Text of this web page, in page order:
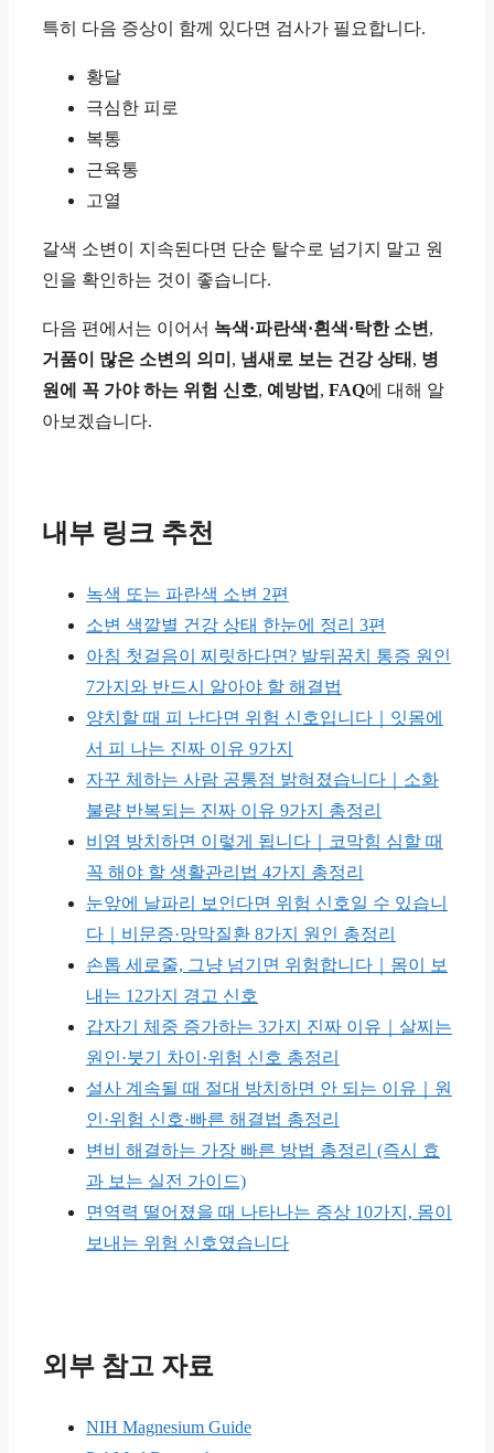
특히 다음 증상이 함께 있다면 검사가 필요합니다.
황달
극심한 피로
복통
근육통
고열
갈색 소변이 지속된다면 단순 탈수로 넘기지 말고 원
인을 확인하는 것이 좋습니다.
다음 편에서는 이어서 녹색·파란색·흰색·탁한 소변 ,
거품이 많은 소변의 의미 , 냄새로 보는 건강 상태 , 병
원에 꼭 가야 하는 위험 신호, 예방법 , FAQ에 대해 알
아보겠습니다.
내부 링크 추천
녹색 또는 파란색 소변 2편
소변 색깔별 건강 상태 한눈에 정리 3편
아침 첫걸음이 찌릿하다면? 발뒤꿈치 통증 원인
7가지와 반드시 알아야 할 해결법
양치할 때 피 난다면 위험 신호입니다｜잇몸에
서 피 나는 진짜 이유 9가지
자꾸 체하는 사람 공통점 밝혀졌습니다｜소화
불량 반복되는 진짜 이유 9가지 총정리
비염 방치하면 이렇게 됩니다｜코막힘 심할 때
꼭 해야 할 생활관리법 4가지 총정리
눈앞에 날파리 보인다면 위험 신호일 수 있습니
다｜비문증·망막질환 8가지 원인 총정리
손톱 세로줄, 그냥 넘기면 위험합니다｜몸이 보
내는 12가지 경고 신호
갑자기 체중 증가하는 3가지 진짜 이유｜살찌는
원인·붓기 차이·위험 신호 총정리
설사 계속될 때 절대 방치하면 안 되는 이유｜원
인·위험 신호·빠른 해결법 총정리
변비 해결하는 가장 빠른 방법 총정리 (즉시 효
과 보는 실전 가이드)
면역력 떨어졌을 때 나타나는 증상 10가지, 몸이
보내는 위험 신호였습니다
외부 참고 자료
NIH Magnesium Guide